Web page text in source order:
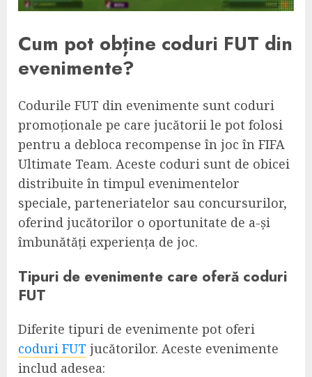
Cum pot obține coduri FUT din
evenimente?
Codurile FUT din evenimente sunt coduri
promoționale pe care jucătorii le pot folosi
pentru a debloca recompense în joc în FIFA
Ultimate Team. Aceste coduri sunt de obicei
distribuite în timpul evenimentelor
speciale, parteneriatelor sau concursurilor,
oferind jucătorilor o oportunitate de a-și
îmbunătăți experiența de joc.
Tipuri de evenimente care oferă coduri
FUT
Diferite tipuri de evenimente pot oferi
coduri FUT jucătorilor. Aceste evenimente
includ adesea: